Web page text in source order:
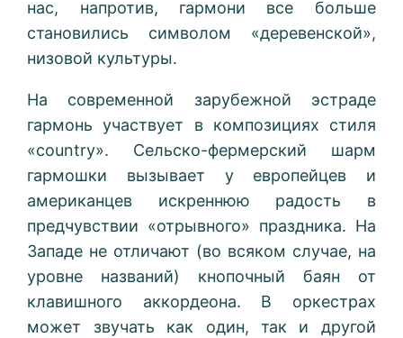
нас, напротив, гармони все больше
становились символом «деревенской»,
низовой культуры.
На современной зарубежной эстраде
гармонь участвует в композициях стиля
«country». Сельско-фермерский шарм
гармошки вызывает у европейцев и
американцев искреннюю радость в
предчувствии «отрывного» праздника. На
Западе не отличают (во всяком случае, на
уровне названий) кнопочный баян от
клавишного аккордеона. В оркестрах
может звучать как один, так и другой